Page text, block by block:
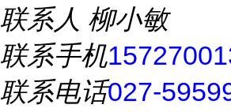
联系人 柳小敏
联系手机
联系电话027-